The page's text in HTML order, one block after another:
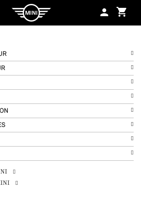
shopping_cart
person